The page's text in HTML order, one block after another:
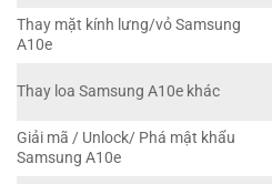
Thay mặt kính lưng/vỏ Samsung
A10e
Thay loa Samsung A10e khác
Giải mã / Unlock/ Phá mật khẩu
Samsung A10e